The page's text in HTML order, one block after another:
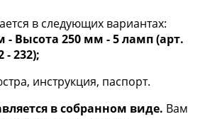
в следующих вариантах:
Высота 250 мм - 5 ламп (арт.
232);
инструкция, паспорт.
в собранном виде. Вам